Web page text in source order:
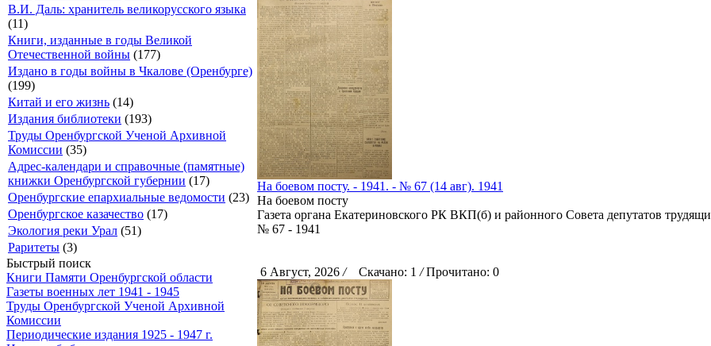
В.И. Даль: хранитель великорусского языка
(11)
Книги, изданные в годы Великой
Отечественной войны (177)
Издано в годы войны в Чкалове (Оренбурге)
(199)
Китай и его жизнь (14)
Издания библиотеки (193)
Труды Оренбургской Ученой Архивной
Комиссии (35)
Адрес-календари и справочные (памятные)
книжки Оренбургской губернии (17)
Оренбургские епархиальные ведомости (23)
Оренбургское казачество (17)
Экология реки Урал (51)
Раритеты (3)
Быстрый поиск
Книги Памяти Оренбургской области
Газеты военных лет 1941 - 1945
Труды Оренбургской Ученой Архивной
Комиссии
Периодические издания 1925 - 1947 г.
На боевом посту. - 1941. - № 67 (14 авг). 1941
На боевом посту
Газета органа Екатериновского РК ВКП(б) и районного Совета депутатов
№ 67 - 1941
6 Август, 2026 /Скачано: 1 /Прочитано: 0